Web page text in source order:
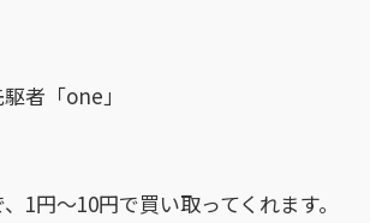
者「one」
1円～10円で買い取ってくれます。